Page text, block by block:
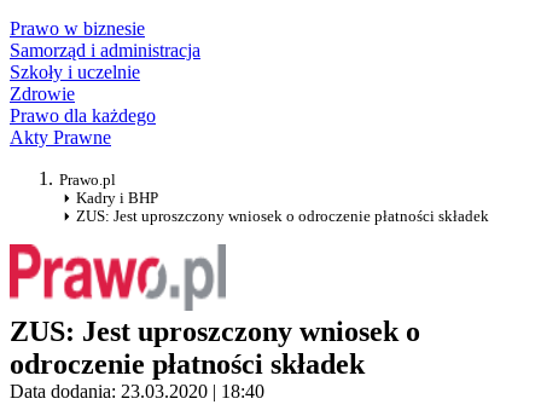
Prawo w biznesie
Samorząd i administracja
Szkoły i uczelnie
Zdrowie
Prawo dla każdego
Akty Prawne
Prawo.pl
Kadry i BHP
ZUS: Jest uproszczony wniosek o odroczenie płatności składek
ZUS: Jest uproszczony wniosek o
odroczenie płatności składek
Data dodania: 23.03.2020 | 18:40